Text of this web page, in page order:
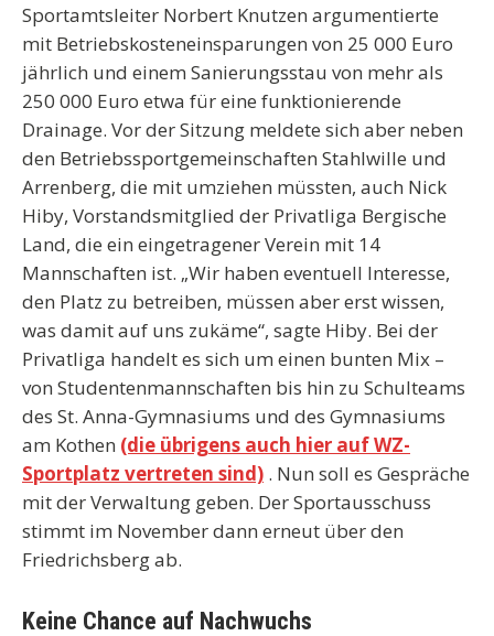
Sportamtsleiter Norbert Knutzen argumentierte
mit Betriebskosteneinsparungen von 25 000 Euro
jährlich und einem Sanierungsstau von mehr als
250 000 Euro etwa für eine funktionierende
Drainage. Vor der Sitzung meldete sich aber neben
den Betriebssportgemeinschaften Stahlwille und
Arrenberg, die mit umziehen müssten, auch Nick
Hiby, Vorstandsmitglied der Privatliga Bergische
Land, die ein eingetragener Verein mit 14
Mannschaften ist. „Wir haben eventuell Interesse,
den Platz zu betreiben, müssen aber erst wissen,
was damit auf uns zukäme“, sagte Hiby. Bei der
Privatliga handelt es sich um einen bunten Mix –
von Studentenmannschaften bis hin zu Schulteams
des St. Anna-Gymnasiums und des Gymnasiums
am Kothen (die übrigens auch hier auf WZ-
Sportplatz vertreten sind) . Nun soll es Gespräche
mit der Verwaltung geben. Der Sportausschuss
stimmt im November dann erneut über den
Friedrichsberg ab.
Keine Chance auf Nachwuchs